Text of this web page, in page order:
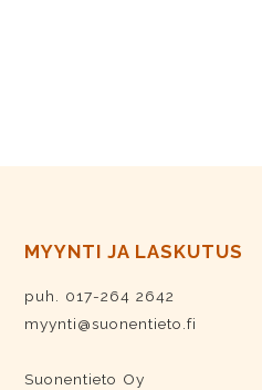
MYYNTI JA LASKUTUS
puh. 017-264 2642
myynti@suonentieto.fi
Suonentieto Oy